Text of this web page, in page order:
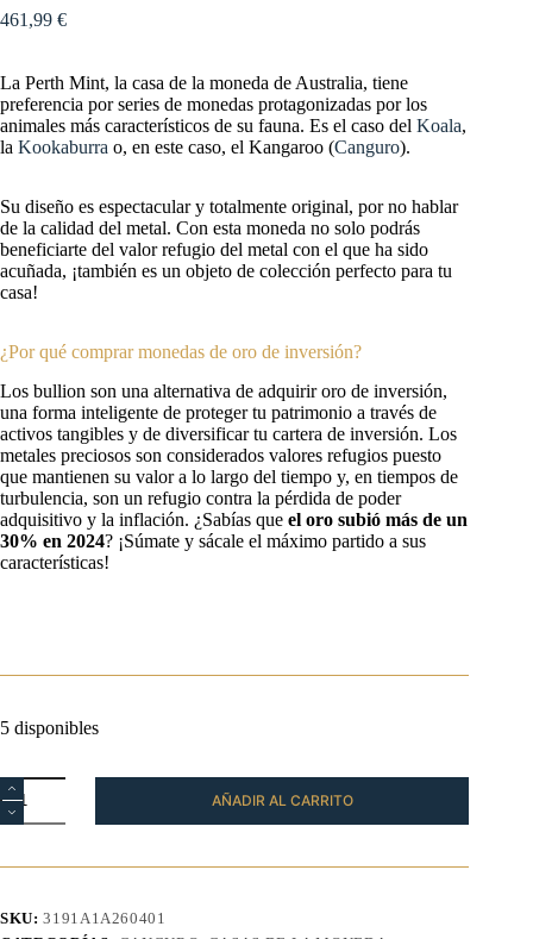
461,99 €
La Perth Mint, la casa de la moneda de Australia, tiene
preferencia por series de monedas protagonizadas por los
animales más característicos de su fauna. Es el caso del Koala,
la Kookaburra o, en este caso, el Kangaroo (Canguro).
Su diseño es espectacular y totalmente original, por no hablar
de la calidad del metal. Con esta moneda no solo podrás
beneficiarte del valor refugio del metal con el que ha sido
acuñada, ¡también es un objeto de colección perfecto para tu
casa!
¿Por qué comprar monedas de oro de inversión?
Los bullion son una alternativa de adquirir oro de inversión,
una forma inteligente de proteger tu patrimonio a través de
activos tangibles y de diversificar tu cartera de inversión. Los
metales preciosos son considerados valores refugios puesto
que mantienen su valor a lo largo del tiempo y, en tiempos de
turbulencia, son un refugio contra la pérdida de poder
adquisitivo y la inflación. ¿Sabías que el oro subió más de un
30% en 2024? ¡Súmate y sácale el máximo partido a sus
características!
5 disponibles
Moneda
Canguro
Oro
oz
AÑADIR AL CARRITO
SKU:3191A1A260401